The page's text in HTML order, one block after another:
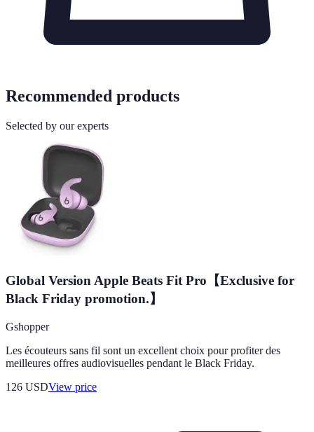
Recommended products
Selected by our experts
Global Version Apple Beats Fit Pro【Exclusive for
Black Friday promotion.】
Gshopper
Les écouteurs sans fil sont un excellent choix pour profiter des
meilleures offres audiovisuelles pendant le Black Friday.
126 USDView price